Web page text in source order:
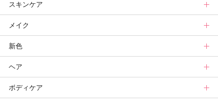
スキンケア
スキンケアトップ
ニュース
スキンケアまとめ
スキンケア診断
メイク
メイクトップ
ニュース
メイクまとめ
新色
新色トップ
クリスマスコフレ
ヘア
ヘアトップ
ボディケア